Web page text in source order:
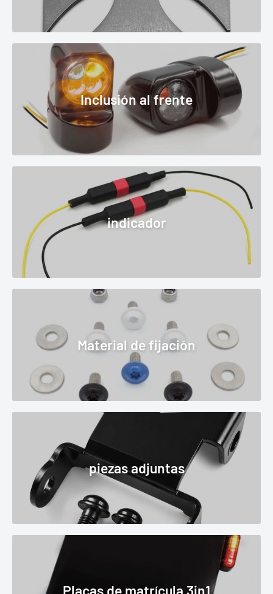
Inclusión al frente
indicador
Material de fijación
piezas adjuntas
Placas de matrícula 3in1